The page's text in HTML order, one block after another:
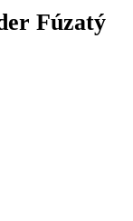
Fúzatý